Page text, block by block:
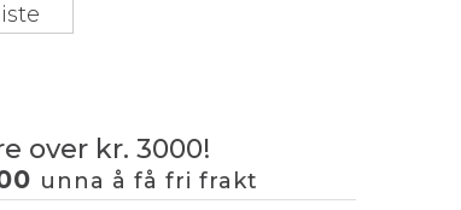
over kr. 3000!
unna å få fri frakt